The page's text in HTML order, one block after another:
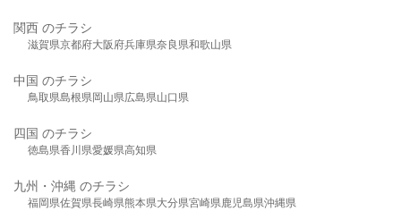
関西 のチラシ
滋賀県京都府大阪府兵庫県奈良県和歌山県
中国 のチラシ
鳥取県島根県岡山県広島県山口県
四国 のチラシ
徳島県香川県愛媛県高知県
九州・沖縄 のチラシ
福岡県佐賀県長崎県熊本県大分県宮崎県鹿児島県沖縄県